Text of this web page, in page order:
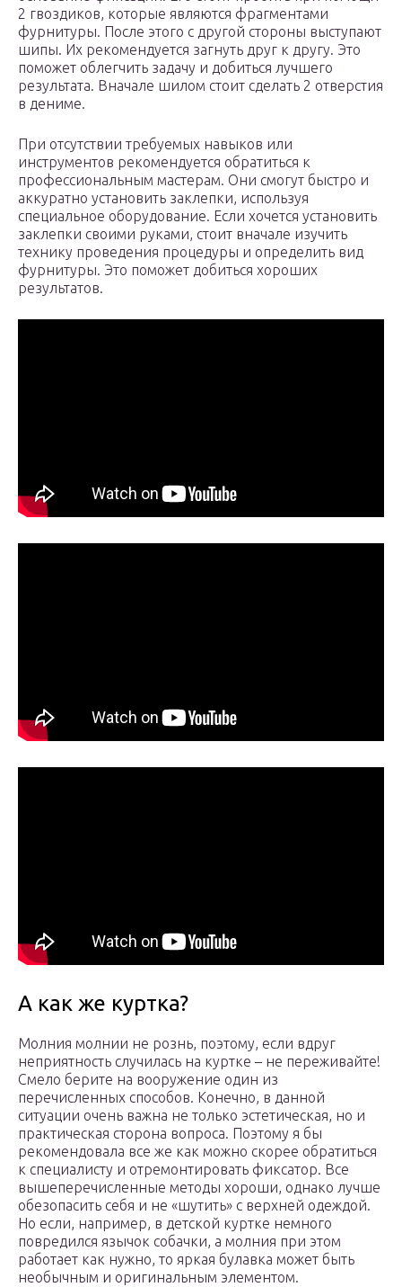
2 гвоздиков, которые являются фрагментами
фурнитуры. После этого с другой стороны выступают
шипы. Их рекомендуется загнуть друг к другу. Это
поможет облегчить задачу и добиться лучшего
результата. Вначале шилом стоит сделать 2 отверстия
в дениме.
При отсутствии требуемых навыков или
инструментов рекомендуется обратиться к
профессиональным мастерам. Они смогут быстро и
аккуратно установить заклепки, используя
специальное оборудование. Если хочется установить
заклепки своими руками, стоит вначале изучить
технику проведения процедуры и определить вид
фурнитуры. Это поможет добиться хороших
результатов.
А как же куртка?
Молния молнии не рознь, поэтому, если вдруг
неприятность случилась на куртке – не переживайте!
Смело берите на вооружение один из
перечисленных способов. Конечно, в данной
ситуации очень важна не только эстетическая, но и
практическая сторона вопроса. Поэтому я бы
рекомендовала все же как можно скорее обратиться
к специалисту и отремонтировать фиксатор. Все
вышеперечисленные методы хороши, однако лучше
обезопасить себя и не «шутить» с верхней одеждой.
Но если, например, в детской куртке немного
повредился язычок собачки, а молния при этом
работает как нужно, то яркая булавка может быть
необычным и оригинальным элементом.